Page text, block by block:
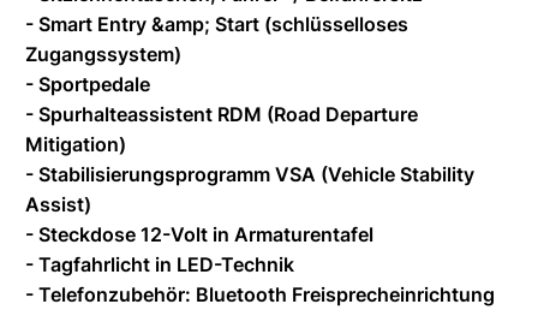
- Smart Entry &amp; Start (schlüsselloses
Zugangssystem)
- Sportpedale
- Spurhalteassistent RDM (Road Departure
Mitigation)
- Stabilisierungsprogramm VSA (Vehicle Stability
Assist)
- Steckdose 12-Volt in Armaturentafel
- Tagfahrlicht in LED-Technik
- Telefonzubehör: Bluetooth Freisprecheinrichtung